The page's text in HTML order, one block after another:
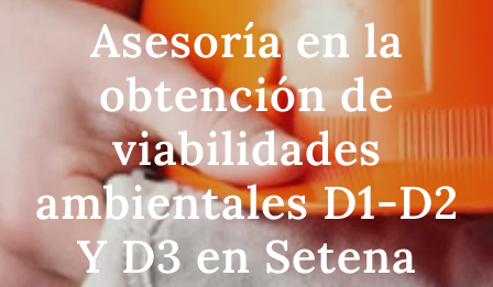
Asesoría en la
obtención de
viabilidades
ambientales D1-D2
Y D3 en Setena